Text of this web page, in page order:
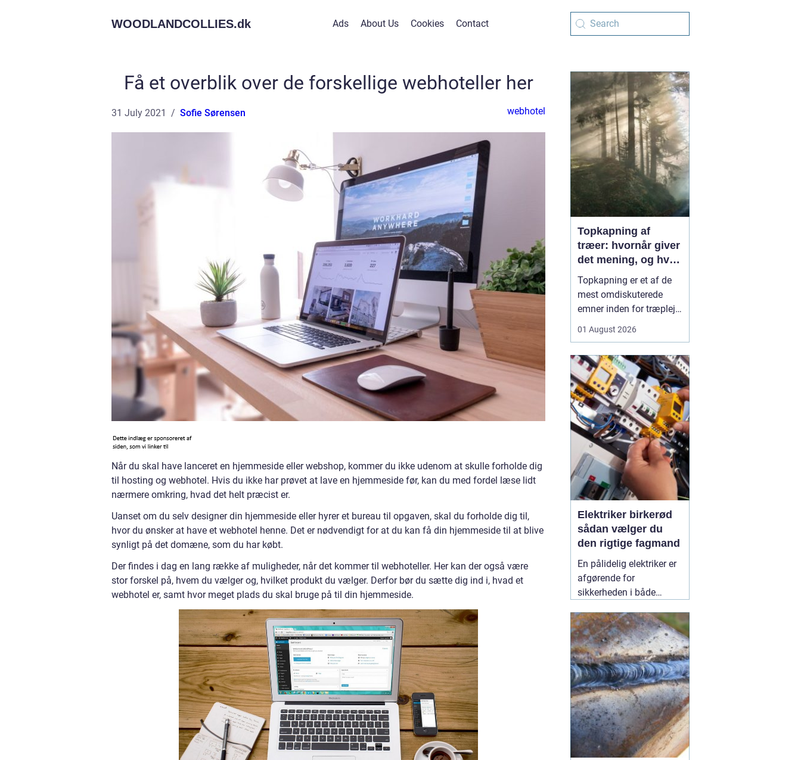
WOODLANDCOLLIES.dk Ads About Us Cookies Contact
Få et overblik over de forskellige webhoteller her
31 July 2021 Sofie Sørensen webhotel
Når du skal have lanceret en hjemmeside eller webshop, kommer du ikke udenom at skulle forholde dig
til hosting og webhotel. Hvis du ikke har prøvet at lave en hjemmeside før, kan du med fordel læse lidt
nærmere omkring, hvad det helt præcist er.
Uanset om du selv designer din hjemmeside eller hyrer et bureau til opgaven, skal du forholde dig til,
hvor du ønsker at have et webhotel henne. Det er nødvendigt for at du kan få din hjemmeside til at blive
synligt på det domæne, som du har købt.
Der findes i dag en lang række af muligheder, når det kommer til webhoteller. Her kan der også være
stor forskel på, hvem du vælger og, hvilket produkt du vælger. Derfor bør du sætte dig ind i, hvad et
webhotel er, samt hvor meget plads du skal bruge på til din hjemmeside.
Topkapning af
træer: hvornår giver
det mening, og hvad
skal du være
opmærksom på?
Topkapning er et af de
mest omdiskuterede
emner inden for træpleje.
på et for højt træ tæt på
tænker, at problemet er
løst, hvis man bare s...
01 August 2026
Elektriker birkerød
sådan vælger du
den rigtige fagmand
En pålidelig elektriker er
afgørende for
sikkerheden i både
virksomheder.
Elinstallationer er
usynlige i hverdagen,
men når noget fejler,
mærker man det med
det samme. I Birkerød og
omegn søger mange
efter en10 July 2026